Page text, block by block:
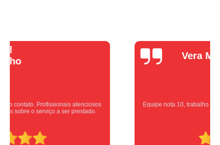
Equipe nota 10, trabalho rápido com excelência , super organizados.
Super indico.